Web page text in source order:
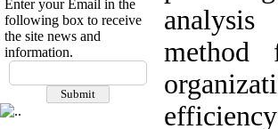
Enter your Email in the
following box to receive
the site news and
information.
method